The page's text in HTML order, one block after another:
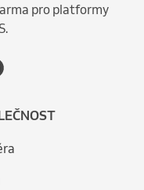
pro platformy